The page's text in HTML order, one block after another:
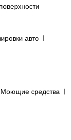
авто
Моющие средства